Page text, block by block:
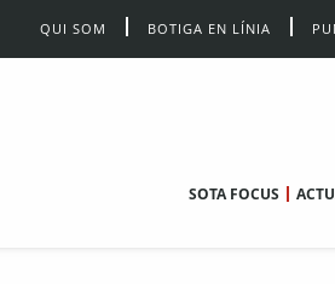
QUI SOM BOTIGA EN LÍNIA
SOTA FOCUS